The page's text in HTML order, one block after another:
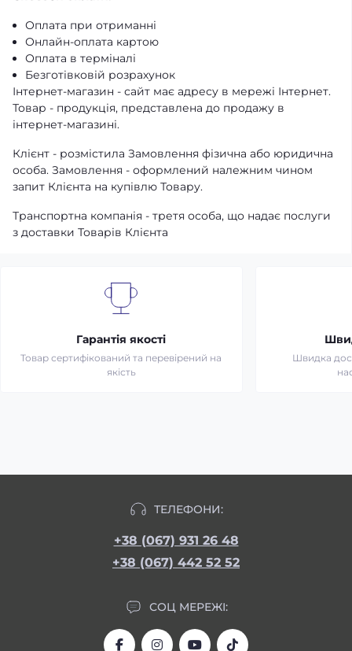
Оплата при отриманні
Онлайн-оплата картою
Оплата в терміналі
Безготівковій розрахунок
Інтернет-магазин - сайт має адресу в мережі Інтернет.
Товар - продукція, представлена ​​до продажу в
інтернет-магазині.
Клієнт - розмістила Замовлення фізична або юридична
особа. Замовлення - оформлений належним чином
запит Клієнта на купівлю Товару.
Транспортна компанія - третя особа, що надає послуги
з доставки Товарів Клієнта
Гарантія якості
Товар сертифікований та перевірений на
якість
Швидка
ТЕЛЕФОНИ:
+38 (067) 931 26 48
+38 (067) 442 52 52
СОЦ МЕРЕЖІ: